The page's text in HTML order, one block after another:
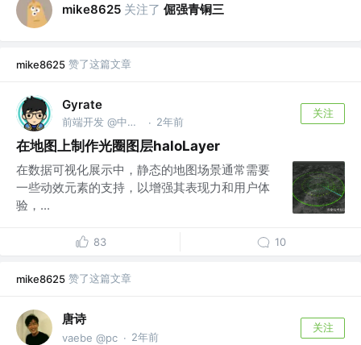
mike8625 关注了 倔强青铜三
mike8625 赞了这篇文章
Gyrate
前端开发 @中科智城 · 2年前
关注
在地图上制作光圈图层haloLayer
在数据可视化展示中，静态的地图场景通常需要
一些动效元素的支持，以增强其表现力和用户体
验，...
83 10
mike8625 赞了这篇文章
唐诗
vaebe @pc · 2年前
关注